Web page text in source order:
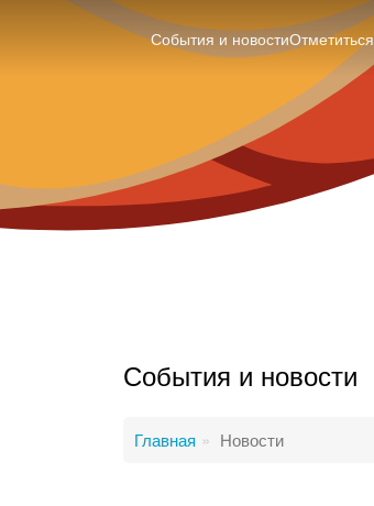
События и новости
События и новости
Главная Новости